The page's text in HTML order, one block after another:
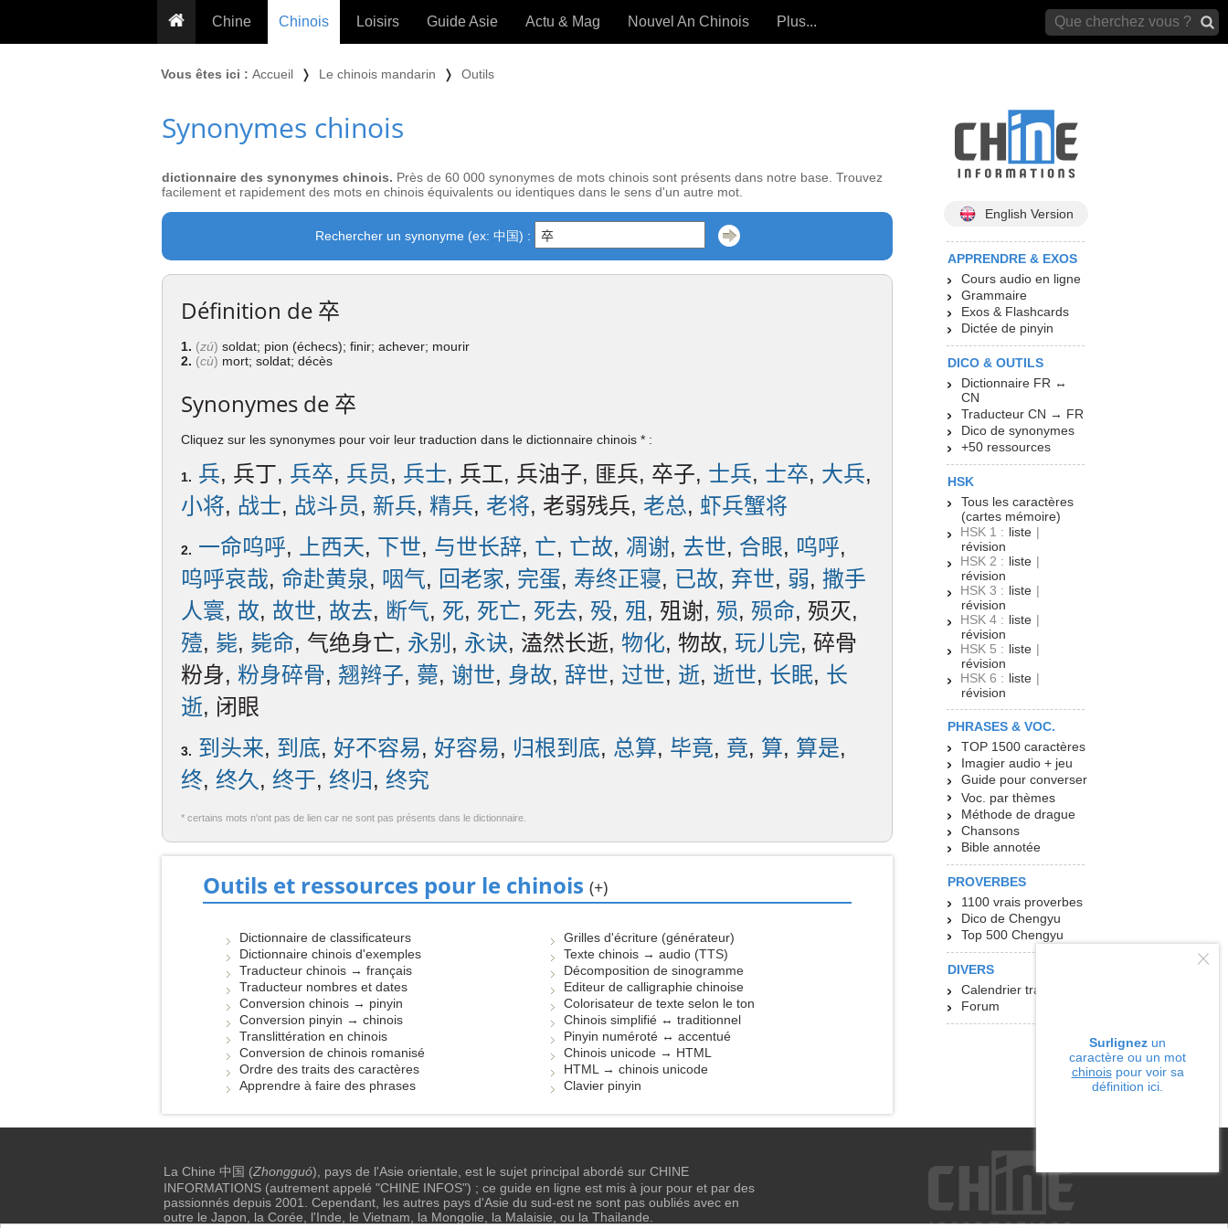
Chine
Conseils voyageurs
Proverbes
Cuisine
Calendrier en ligne
JO Pékin 2022
Chinois
Grammaire
Exos & Flashcards
+50 Outils
Loisirs
Tatouage
Guide Asie Actu & Mag Nouvel An Chinois Plus...
Vous êtes ici : Accueil ❭ Le chinois mandarin ❭ Outils
Synonymes chinois
dictionnaire des synonymes chinois. Près de 60 000 synonymes de mots chinois sont présents dans notre base. Trouvez
facilement et rapidement des mots en chinois équivalents ou identiques dans le sens d'un autre mot.
Rechercher un synonyme (ex: 中国) :
Définition de 卒
1. (zú) soldat; pion (échecs); finir; achever; mourir
2. (cù) mort; soldat; décès
Synonymes de 卒
Cliquez sur les synonymes pour voir leur traduction dans le dictionnaire chinois * :
1. 兵, 兵丁, 兵卒, 兵员, 兵士, 兵工, 兵油子, 匪兵, 卒子, 士兵, 士卒, 大兵,
小将, 战士, 战斗员, 新兵, 精兵, 老将, 老弱残兵, 老总, 虾兵蟹将
2. 一命呜呼, 上西天, 下世, 与世长辞, 亡, 亡故, 凋谢, 去世, 合眼, 呜呼,
呜呼哀哉, 命赴黄泉, 咽气, 回老家, 完蛋, 寿终正寝, 已故, 弃世, 弱, 撒手
人寰, 故, 故世, 故去, 断气, 死, 死亡, 死去, 殁, 殂 , 殂谢, 殒, 殒命, 殒灭,
殪, 毙, 毙命, 气绝身亡, 永别 , 永诀, 溘然长逝, 物化, 物故, 玩儿完, 碎骨
粉身, 粉身碎骨, 翘辫子, 薨, 谢世, 身故, 辞世, 过世, 逝, 逝世, 长眠, 长
逝, 闭眼
3. 到头来, 到底, 好不容易, 好容易, 归根到底, 总算, 毕竟, 竟, 算, 算是,
终, 终久 , 终于, 终归 , 终究
* certains mots n'ont pas de lien car ne sont pas présents dans le dictionnaire.
Outils et ressources pour le chinois (+)
Dictionnaire de classificateurs
Dictionnaire chinois d'exemples
Traducteur chinois → français
Traducteur nombres et dates
Conversion chinois → pinyin
Conversion pinyin → chinois
Translittération en chinois
Conversion de chinois romanisé
Ordre des traits des caractères
Apprendre à faire des phrases
Grilles d'écriture (générateur)
Texte chinois → audio (TTS)
Décomposition de sinogramme
Editeur de calligraphie chinoise
Colorisateur de texte selon le ton
Chinois simplifié ↔ traditionnel
Pinyin numéroté ↔ accentué
Chinois unicode → HTML
HTML → chinois unicode
Clavier pinyin
English Version
APPRENDRE & EXOS
Cours audio en ligne
Grammaire
Exos & Flashcards
Dictée de pinyin
DICO & OUTILS
Dictionnaire FR ↔
CN
Traducteur CN → FR
Dico de synonymes
+50 ressources
HSK
Tous les caractères
(cartes mémoire)
HSK 1 : liste |
révision
HSK 2 : liste |
révision
HSK 3 : liste |
révision
HSK 4 : liste |
révision
HSK 5 : liste |
révision
HSK 6 : liste |
révision
PHRASES & VOC.
TOP 1500 caractères
Imagier audio + jeu
Guide pour converser
Voc. par thèmes
Méthode de drague
Chansons
Bible annotée
PROVERBES
1100 vrais proverbes
Dico de Chengyu
Top 500 Chengyu
DIVERS
Calendrier tradit.
Forum
La Chine 中国 (Zhongguó), pays de l'Asie orientale, est le sujet principal abordé sur CHINE
INFORMATIONS (autrement appelé "CHINE INFOS") ; ce guide en ligne est mis à jour pour et par des
passionnés depuis 2001. Cependant, les autres pays d'Asie du sud-est ne sont pas oubliés avec en
outre le Japon, la Corée, l'Inde, le Vietnam, la Mongolie, la Malaisie, ou la Thailande.
Surlignez un
caractère ou un mot
chinoispour voir sa
définition ici.